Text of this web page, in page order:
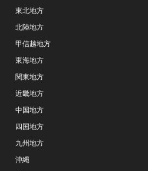
東北地方
北陸地方
甲信越地方
東海地方
関東地方
近畿地方
中国地方
四国地方
九州地方
沖縄